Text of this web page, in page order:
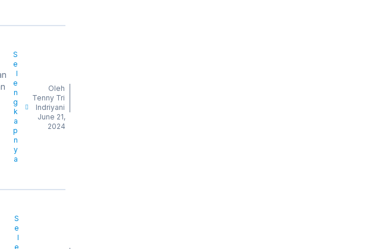
S
e
l
e
n
g
k
a
p
n
y
a
Oleh
Tenny Tri
Indriyani
June 21,
2024
S
e
l
e